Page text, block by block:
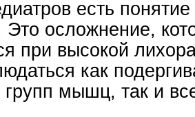
есть
Это осложнение,
при высокой
как
групп мышц, так и